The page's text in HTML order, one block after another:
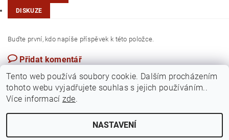
DISKUZE
Buďte první, kdo napíše příspěvek k této položce.
Přidat komentář
Tento web používá soubory cookie. Dalším procházením
tohoto webu vyjadřujete souhlas s jejich používáním..
Více informací zde.
NASTAVENÍ